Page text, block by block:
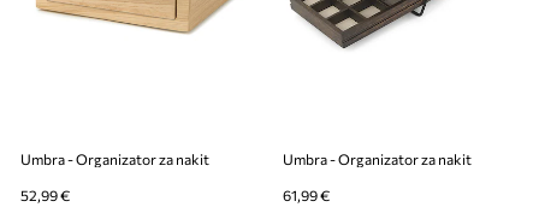
Umbra - Organizator za nakit
52,99 €
Umbra - Organizator za nakit
61,99 €